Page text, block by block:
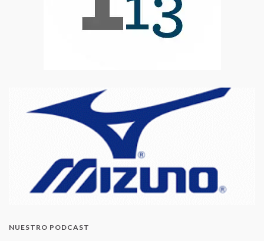
NUESTRO PODCAST